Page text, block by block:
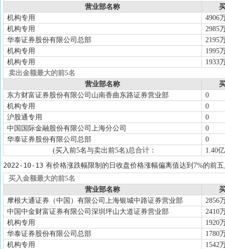
营业部名称
机构专用
4906
机构专用
2985
华泰证券股份有限公司总部
2195
机构专用
1995
机构专用
1933
卖出金额最大的前5名
营业部名称
东方财富证券股份有限公司山南香曲东路证券营业部
0
机构专用
0
沪股通专用
0
中国国际金融股份有限公司上海分公司
0
华泰证券股份有限公司总部
0
(买入前5名与卖出前5名)总合计： 1.40亿
2022-10-13 有价格涨跌幅限制的日收盘价格涨幅偏离值达到7%的前
买入金额最大的前5名
营业部名称
摩根大通证券（中国）有限公司上海银城中路证券营业部
2856
中国中金财富证券有限公司深圳坪山大道证券营业部
2410
机构专用
1920
华泰证券股份有限公司总部
1780
机构专用
1542